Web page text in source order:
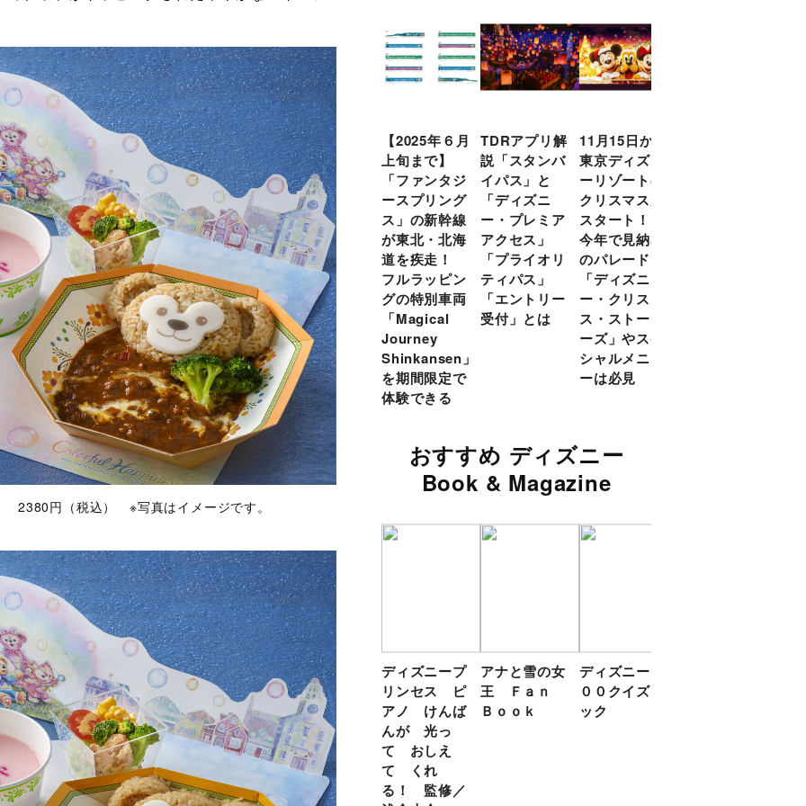
） 2380円（税込） ※写真はイメージです。
【2025年６月
上旬まで】
「ファンタジ
ースプリング
ス」の新幹線
が東北・北海
道を疾走！
フルラッピン
グの特別車両
「Magical
Journey
Shinkansen」
を期間限定で
体験できる
TDRアプリ解
説「スタンバ
イパス」と
「ディズニ
ー・プレミア
アクセス」
「プライオリ
ティパス」
「エントリー
受付」とは
11月15日から
東京ディズニ
ーリゾートの
クリスマスが
スタート！
今年で見納め
のパレード
「ディズニ
ー・クリスマ
ス・ストーリ
ーズ」やスペ
シャルメニュ
ーは必見
おすすめ ディズニー
Book & Magazine
ディズニープ
リンセス ピ
アノ けんば
んが 光っ
て おしえ
て くれ
る！ 監修／
アナと雪の女
王 Ｆａｎ
Ｂｏｏｋ
ディズニー１
００クイズブ
ック